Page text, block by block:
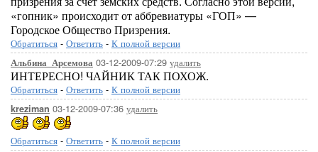
«гопник» происходит от аббревиатуры «ГОП» —
Городское Общество Призрения.
Обратиться - Ответить - К полной версии
Альбина_Арсемова 03-12-2009-07:29 удалить
ИНТЕРЕСНО! ЧАЙНИК ТАК ПОХОЖ.
Обратиться - Ответить - К полной версии
kreziman 03-12-2009-07:36 удалить
Обратиться - Ответить - К полной версии